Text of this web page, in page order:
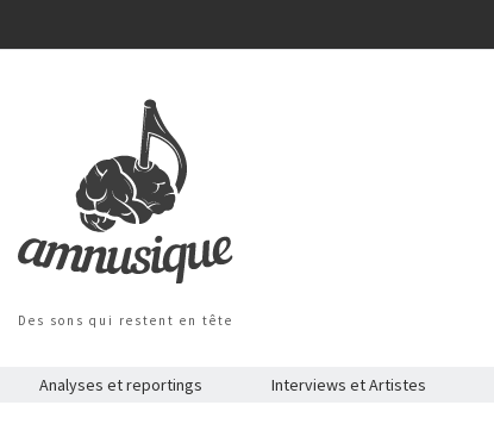
Des sons qui restent en tête
Analyses et reportings Interviews et Artistes